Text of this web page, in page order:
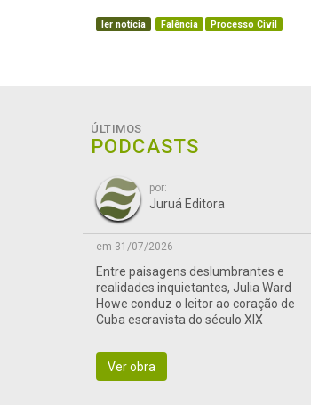
ler notícia Falência Processo Civil
ÚLTIMOS
PODCASTS
por:
Juruá Editora
em 31/07/2026
Entre paisagens deslumbrantes e
realidades inquietantes, Julia Ward
Howe conduz o leitor ao coração de
Cuba escravista do século XIX
Ver obra